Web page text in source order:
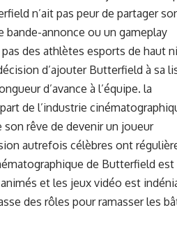
n’ait pas peur de partager
bande-annonce ou un gameplay
des athlètes esports de haut
d’ajouter Butterfield à sa
d’avance à l’équipe. la
de l’industrie
rêve de devenir un joueur
autrefois célèbres ont
de Butterfield est
et les jeux vidéo est
des rôles pour ramasser les